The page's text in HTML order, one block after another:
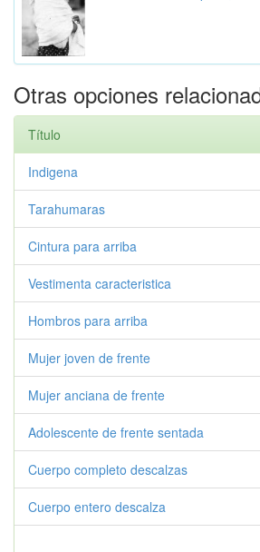
Otras opciones
Título
Indigena
Tarahumaras
Cintura para arriba
Vestimenta caracteristica
Hombros para arriba
Mujer joven de frente
Mujer anciana de frente
Adolescente de frente sentada
Cuerpo completo descalzas
Cuerpo entero descalza